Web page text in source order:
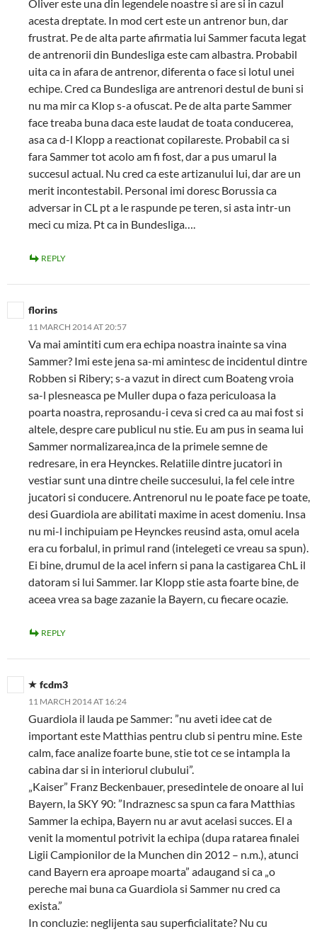
Oliver este una din legendele noastre si are si in cazul
acesta dreptate. In mod cert este un antrenor bun, dar
frustrat. Pe de alta parte afirmatia lui Sammer facuta legat
de antrenorii din Bundesliga este cam albastra. Probabil
uita ca in afara de antrenor, diferenta o face si lotul unei
echipe. Cred ca Bundesliga are antrenori destul de buni si
nu ma mir ca Klop s-a ofuscat. Pe de alta parte Sammer
face treaba buna daca este laudat de toata conducerea,
asa ca d-l Klopp a reactionat copilareste. Probabil ca si
fara Sammer tot acolo am fi fost, dar a pus umarul la
succesul actual. Nu cred ca este artizanului lui, dar are un
merit incontestabil. Personal imi doresc Borussia ca
adversar in CL pt a le raspunde pe teren, si asta intr-un
meci cu miza. Pt ca in Bundesliga….
REPLY
florins
11 MARCH 2014 AT 20:57
Va mai amintiti cum era echipa noastra inainte sa vina
Sammer? Imi este jena sa-mi amintesc de incidentul dintre
Robben si Ribery; s-a vazut in direct cum Boateng vroia
sa-l plesneasca pe Muller dupa o faza periculoasa la
poarta noastra, reprosandu-i ceva si cred ca au mai fost si
altele, despre care publicul nu stie. Eu am pus in seama lui
Sammer normalizarea,inca de la primele semne de
redresare, in era Heynckes. Relatiile dintre jucatori in
vestiar sunt una dintre cheile succesului, la fel cele intre
jucatori si conducere. Antrenorul nu le poate face pe toate,
desi Guardiola are abilitati maxime in acest domeniu. Insa
nu mi-l inchipuiam pe Heynckes reusind asta, omul acela
era cu forbalul, in primul rand (intelegeti ce vreau sa spun).
Ei bine, drumul de la acel infern si pana la castigarea ChL il
datoram si lui Sammer. Iar Klopp stie asta foarte bine, de
aceea vrea sa bage zazanie la Bayern, cu fiecare ocazie.
REPLY
fcdm3
11 MARCH 2014 AT 16:24
Guardiola il lauda pe Sammer: ”nu aveti idee cat de
important este Matthias pentru club si pentru mine. Este
calm, face analize foarte bune, stie tot ce se intampla la
cabina dar si in interiorul clubului”.
„Kaiser” Franz Beckenbauer, presedintele de onoare al lui
Bayern, la SKY 90: ”Indraznesc sa spun ca fara Matthias
Sammer la echipa, Bayern nu ar avut acelasi succes. El a
venit la momentul potrivit la echipa (dupa ratarea finalei
Ligii Campionilor de la Munchen din 2012 – n.m.), atunci
cand Bayern era aproape moarta” adaugand si ca „o
pereche mai buna ca Guardiola si Sammer nu cred ca
exista.”
In concluzie: neglijenta sau superficialitate? Nu cu